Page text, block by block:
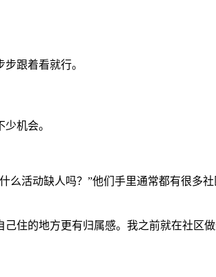
跟着看就行。
机会。
活动缺人吗？”他们手里通常都有很多
住的地方更有归属感。我之前就在社区